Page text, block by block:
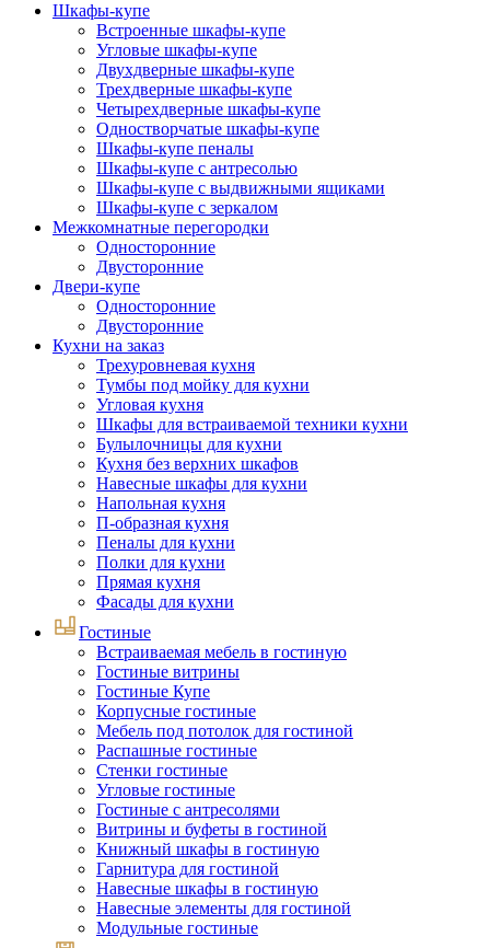
Шкафы-купе
Встроенные шкафы-купе
Угловые шкафы-купе
Двухдверные шкафы-купе
Трехдверные шкафы-купе
Четырехдверные шкафы-купе
Одностворчатые шкафы-купе
Шкафы-купе пеналы
Шкафы-купе с антресолью
Шкафы-купе с выдвижными ящиками
Шкафы-купе с зеркалом
Межкомнатные перегородки
Односторонние
Двусторонние
Двери-купе
Односторонние
Двусторонние
Кухни на заказ
Трехуровневая кухня
Тумбы под мойку для кухни
Угловая кухня
Шкафы для встраиваемой техники кухни
Булылочницы для кухни
Кухня без верхних шкафов
Навесные шкафы для кухни
Напольная кухня
П-образная кухня
Пеналы для кухни
Полки для кухни
Прямая кухня
Фасады для кухни
Гостиные
Встраиваемая мебель в гостиную
Гостиные витрины
Гостиные Купе
Корпусные гостиные
Мебель под потолок для гостиной
Распашные гостиные
Стенки гостиные
Угловые гостиные
Гостиные с антресолями
Витрины и буфеты в гостиной
Книжный шкафы в гостиную
Гарнитура для гостиной
Навесные шкафы в гостиную
Навесные элементы для гостиной
Модульные гостиные